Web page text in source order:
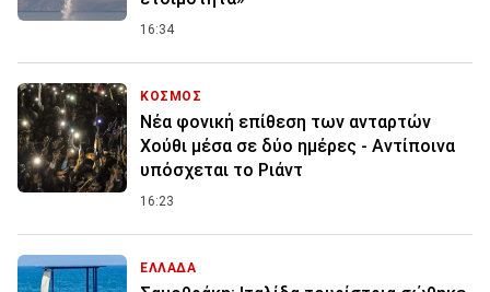
16:34
ΚΟΣΜΟΣ
Νέα φονική επίθεση των ανταρτών
Χούθι μέσα σε δύο ημέρες - Αντίποινα
υπόσχεται το Ριάντ
16:23
ΕΛΛΑΔΑ